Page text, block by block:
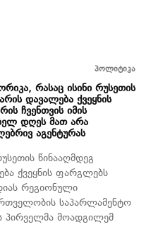
პოლიტიკა
რასაც ისინი რუსეთის
დავალება ქვეყნის
ჩვენთვის იმის
დღეს მათ არა
აგენტურას
წინააღმდეგ
ქვეყნის ფარგლებს
რეგიონული
საპარლამენტო
პირველმა მოადგილემ